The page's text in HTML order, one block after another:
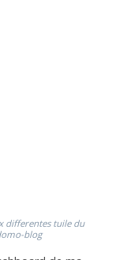
differentes tuile du
blog